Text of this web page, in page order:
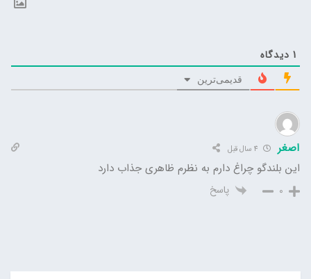
1 دیدگاه
قدیمی‌ترین
اصغر
این بلندگو چراغ دارم به نظرم ظاهری جذاب دارد
0 پاسخ